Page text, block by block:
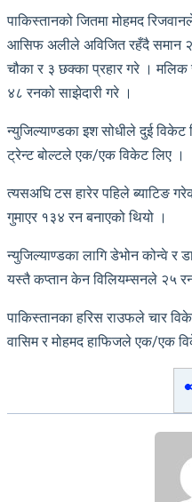
पाकिस्तानको जितमा मोहमद
आसिफ अलीले अविजित रहँदै समान
चौका र ३ छक्का प्रहार गरे ।
४८ रनको साझेदारी गरे ।
न्युजिल्याण्डका इश सोधीले दुई
ट्रेन्ट बोल्टले एक/एक विकेट लिए ।
त्यसअघि टस हारेर पहिले ब्याटिङ
गुमाएर १३४ रन बनाएको थियो ।
न्युजिल्याण्डका लागि डेभोन कोन्वे र
यस्तै कप्तान केन विलियम्सनले २५
पाकिस्तानका हरिस राउफले चार
वासिम र मोहमद हाफिजले एक/एक